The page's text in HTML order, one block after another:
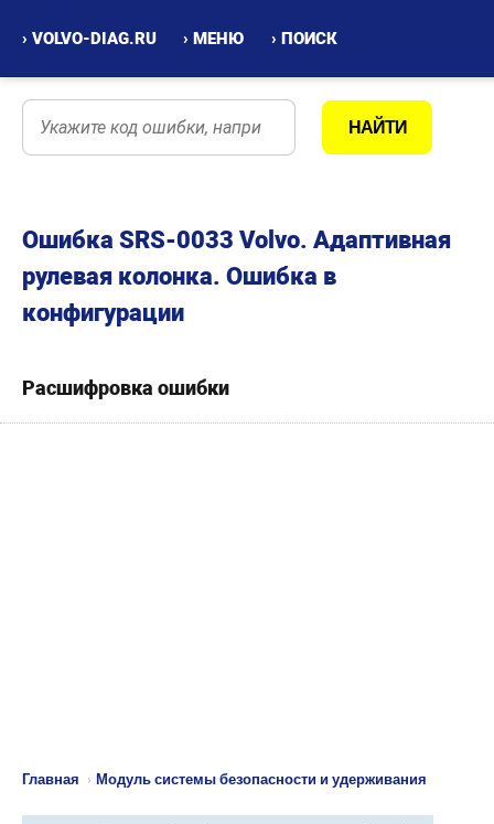
› VOLVO-DIAG.RU › МЕНЮ › ПОИСК
Ошибка SRS-0033 Volvo. Адаптивная
рулевая колонка. Ошибка в
конфигурации
Расшифровка ошибки
Главная › Модуль системы безопасности и удерживания